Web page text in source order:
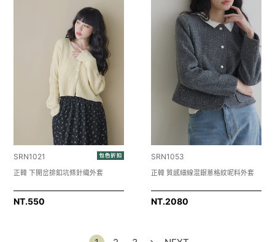
SRN1021
正韓 下開岔排釦坑條針織外套
NT.550
SRN1053
正韓 質感細線混銀蔥格紋呢料外套
NT.2080